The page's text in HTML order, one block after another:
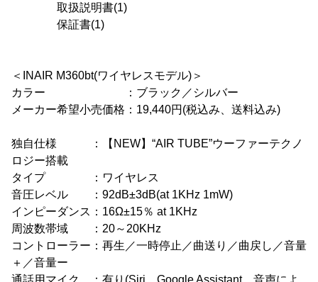
取扱説明書(1)
保証書(1)
＜INAIR M360bt(ワイヤレスモデル)＞
カラー ：ブラック／シルバー
メーカー希望小売価格：19,440円(税込み、送料込み)
独自仕様 ：【NEW】“AIR TUBE”ウーファーテクノ
ロジー搭載
タイプ ：ワイヤレス
音圧レベル ：92dB±3dB(at 1KHz 1mW)
インピーダンス：16Ω±15％ at 1KHz
周波数帯域 ：20～20KHz
コントローラー：再生／一時停止／曲送り／曲戻し／音量
＋／音量ー
通話用マイク ：有り(Siri、Google Assistant、音声によ